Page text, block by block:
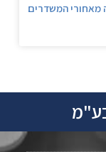
מאחורי המשדרים